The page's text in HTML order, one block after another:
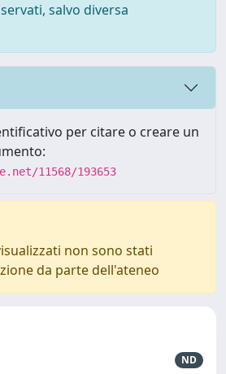
salvo diversa
per citare o creare un
11568/193653
non sono stati
da parte dell'ateneo
ND